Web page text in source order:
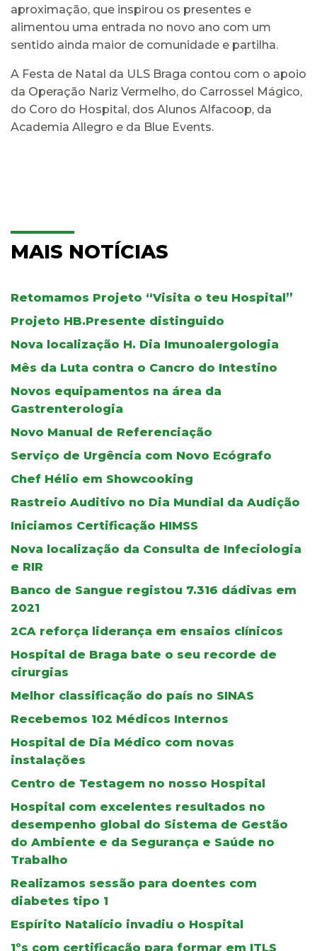
aproximação, que inspirou os presentes e
alimentou uma entrada no novo ano com um
sentido ainda maior de comunidade e partilha.
A Festa de Natal da ULS Braga contou com o apoio
da Operação Nariz Vermelho, do Carrossel Mágico,
do Coro do Hospital, dos Alunos Alfacoop, da
Academia Allegro e da Blue Events.
MAIS NOTÍCIAS
Retomamos Projeto “Visita o teu Hospital”
Projeto HB.Presente distinguido
Nova localização H. Dia Imunoalergologia
Mês da Luta contra o Cancro do Intestino
Novos equipamentos na área da
Gastrenterologia
Novo Manual de Referenciação
Serviço de Urgência com Novo Ecógrafo
Chef Hélio em Showcooking
Rastreio Auditivo no Dia Mundial da Audição
Iniciamos Certificação HIMSS
Nova localização da Consulta de Infeciologia
e RIR
Banco de Sangue registou 7.316 dádivas em
2021
2CA reforça liderança em ensaios clínicos
Hospital de Braga bate o seu recorde de
cirurgias
Melhor classificação do país no SINAS
Recebemos 102 Médicos Internos
Hospital de Dia Médico com novas
instalações
Centro de Testagem no nosso Hospital
Hospital com excelentes resultados no
desempenho global do Sistema de Gestão
do Ambiente e da Segurança e Saúde no
Trabalho
Realizamos sessão para doentes com
diabetes tipo 1
Espírito Natalício invadiu o Hospital
1ºs com certificação para formar em ITLS